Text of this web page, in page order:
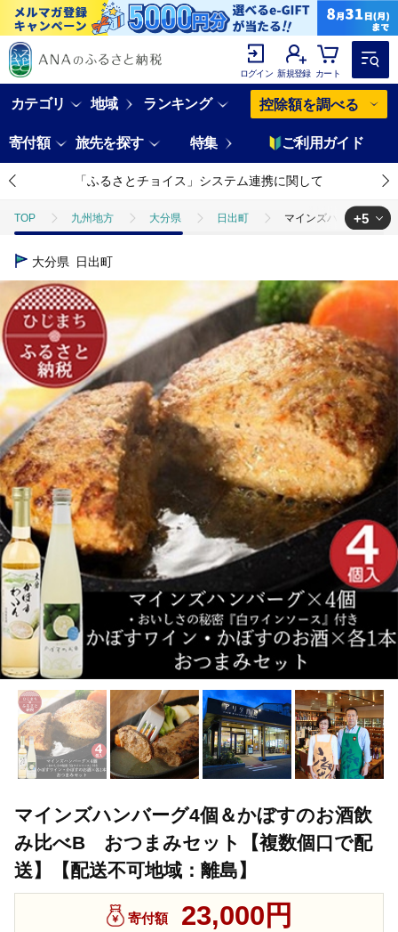
ログイン 新規登録 カート
カテゴリ 地域 ランキング 控除額を調べる
寄付額 旅先を探す 特集 ご利用ガイド
「ふるさとチョイス」システム連携に関して
TOP 九州地方 大分県 日出町 マインズハンバーグ4
TOP
TOP 肉 マインズハンバーグ4個
TOP 酒 マインズハンバーグ4個＆かぼすのお酒飲み比べB おつ
TOP 酒 ワイン マインズハンバーグ4個＆かぼすのお酒飲
TOP 酒 ほかの酒 マインズハンバーグ4個＆かぼすのお酒
+5
大分県 日出町
マインズハンバーグ4個＆かぼすのお酒飲
み比べB おつまみセット【複数個口で配
送】【配送不可地域：離島】
寄付額 23,000円